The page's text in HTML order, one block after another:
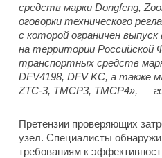
средств марки Dongfeng,
оговорки технического
с которой ограничен
на территории Российской
транспортных средств
DFV4198, DFV KC, а также
ZTC-3, TMCP3, TMCP4», —
Претензии проверяющих
узел. Специалисты
требованиям к